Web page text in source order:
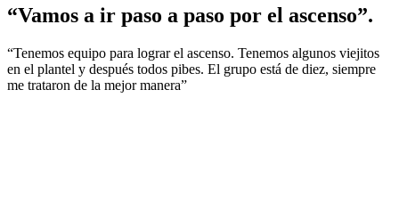
“Vamos a ir paso a paso por el ascenso”.
“Tenemos equipo para lograr el ascenso. Tenemos algunos viejitos
en el plantel y después todos pibes. El grupo está de diez, siempre
me trataron de la mejor manera”